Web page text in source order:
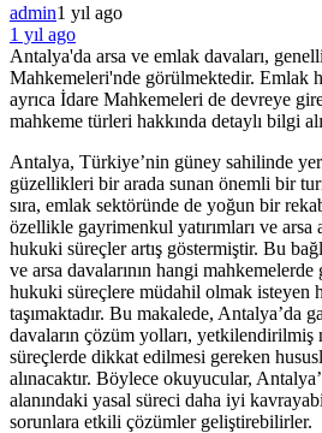
admin1 yıl ago
1 yıl ago
Antalya'da arsa ve emlak davaları,
Mahkemeleri'nde görülmektedir. Emlak
ayrıca İdare Mahkemeleri de devreye
mahkeme türleri hakkında detaylı bilgi
Antalya, Türkiye’nin güney⁤ sahilinde
güzellikleri bir arada sunan önemli bir
sıra, emlak⁤ sektöründe de yoğun bir
özellikle gayrimenkul‍ yatırımları ve arsa
hukuki süreçler artış göstermiştir.⁤ Bu
‍ve arsa davalarının ⁣hangi mahkemelerde
hukuki süreçlere müdahil⁢ olmak isteyen
taşımaktadır. Bu ​makalede, Antalya’da
davaların çözüm yolları, yetkilendirilmiş
⁣süreçlerde dikkat edilmesi gereken
alınacaktır. Böylece okuyucular,
⁤alanındaki yasal süreci ⁢daha iyi‍
sorunlara ‌etkili çözümler ‌geliştirebilirler.